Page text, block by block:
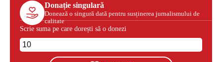
Donație singulară
Donează o singură dată pentru susținerea jurnalismului de
calitate
Scrie suma pe care dorești să o donezi